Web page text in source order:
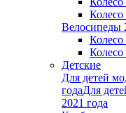
Колесо
Велосипеды
Колесо
Колесо
Детские
Для детей
годаДля
2021 года